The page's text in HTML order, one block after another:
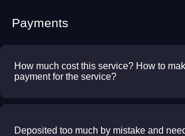
Payments
How much cost this service? How to
payment for the service?
Deposited too much by mistake and